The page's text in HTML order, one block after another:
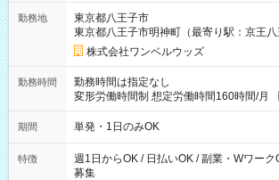
勤務地
東京都八王子市
東京都八王子市明神町（最寄り駅：京王八
株式会社ワンベルウッズ
勤務時間
勤務時間は指定なし
変形労働時間制 想定労働時間160時間/月 【シフト例】 ・8：00
～21：00
期間 単発・1日のみOK
特徴
週1日からOK / 日払いOK / 副業・Wワー
募集